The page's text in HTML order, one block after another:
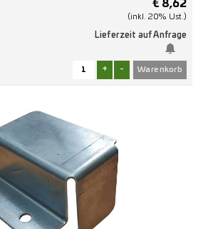
€8,62
(inkl. 20% Ust.)
Lieferzeit auf Anfrage
+ -